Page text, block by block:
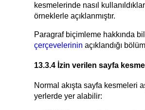
kesmelerinde nasıl
örneklerle açıklanmıştır.
Paragraf biçimleme hakkında
çerçevelerinin açıklandığı
13.3.4 İzin verilen sayfa
Normal akışta sayfa kesmeleri
yerlerde yer alabilir: